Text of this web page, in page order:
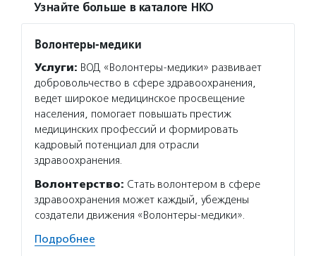
Узнайте больше в каталоге НКО
Волонтеры-медики
Услуги: ВОД «Волонтеры-медики» развивает
добровольчество в сфере здравоохранения,
ведет широкое медицинское просвещение
населения, помогает повышать престиж
медицинских профессий и формировать
кадровый потенциал для отрасли
здравоохранения.
Волонтерство: Стать волонтером в сфере
здравоохранения может каждый, убеждены
создатели движения «Волонтеры-медики».
Подробнее